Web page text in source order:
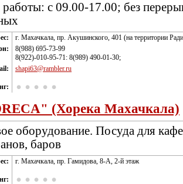
с 09.00-17.00; без
г. Махачкала, пр. Акушинского, 401 (на территории
8(988) 695-73-99
8(922)-010-95-71: 8(989) 490-01-30;
shapi63@rambler.ru
(Хорека Махачкала)
оборудование. Посуда для
баров
г. Махачкала, пр. Гамидова, 8-А, 2-й этаж